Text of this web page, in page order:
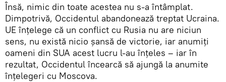
Însă, nimic din toate acestea nu s-a întâmplat.
Dimpotrivă, Occidentul abandonează treptat Ucraina.
UE înțelege că un conflict cu Rusia nu are niciun
sens, nu există nicio șansă de victorie, iar anumiți
oameni din SUA acest lucru l-au înțeles – iar în
rezultat, Occidentul încearcă să ajungă la anumite
înțelegeri cu Moscova.